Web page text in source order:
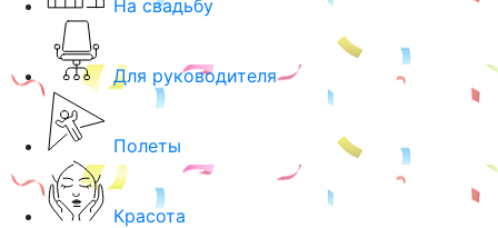
На свадьбу
Для руководителя
Полеты
Красота